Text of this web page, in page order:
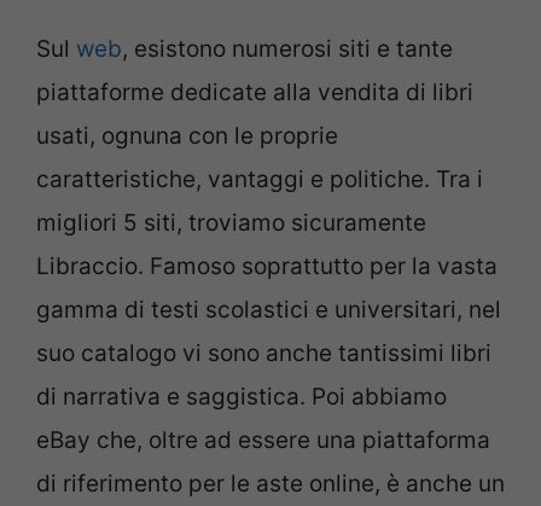
Sul web, esistono numerosi siti e tante
piattaforme dedicate alla vendita di libri
usati, ognuna con le proprie
caratteristiche, vantaggi e politiche. Tra i
migliori 5 siti, troviamo sicuramente
Libraccio. Famoso soprattutto per la vasta
gamma di testi scolastici e universitari, nel
suo catalogo vi sono anche tantissimi libri
di narrativa e saggistica. Poi abbiamo
eBay che, oltre ad essere una piattaforma
di riferimento per le aste online, è anche un